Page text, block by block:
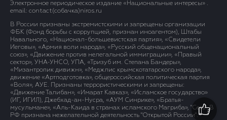
Электронное периодическое издание «Национальные интересы» .
email: contact(сoбaчка)niros.ru
В России признаны экстремистскими и запрещены организации
ФБК (Фонд борьбы с коррупцией, признан иноагентом), Штабы
Навального, «Национал-большевистская партия», «Свидетели
Иеговы», «Армия воли народа», «Русский общенациональный
союз», «Движение против нелегальной иммиграции», «Правый
сектор», УНА-УНСО, УПА, «Тризуб им. Степана Бандеры»,
«Мизантропик дивижн», «Меджлис крымскотатарского народа»,
движение «Артподготовка», общероссийская политическая партия
«Воля», АУЕ. Признаны террористическими и запрещены:
«Движение Талибан», «Имарат Кавказ», «Исламское государство»
(ИГ, ИГИЛ), Джебхад-ан-Нусра, «АУМ Синрике», «Братья-
мусульмане», «Аль-Каида в странах исламского Магриба», "Сеть". В
РФ признана нежелательной деятельность "Открытой России".